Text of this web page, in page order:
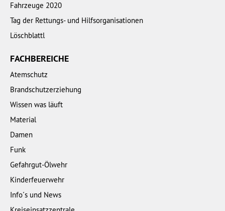
Fahrzeuge 2020
Tag der Rettungs- und Hilfsorganisationen
Löschblattl
FACHBEREICHE
Atemschutz
Brandschutzerziehung
Wissen was läuft
Material
Damen
Funk
Gefahrgut-Ölwehr
Kinderfeuerwehr
Info´s und News